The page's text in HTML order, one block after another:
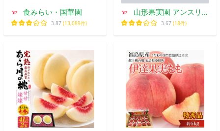
食みらい・国華園
3.87 (13,089件)
山形果実園 アンスリー
ファーム
3.67 (18件)